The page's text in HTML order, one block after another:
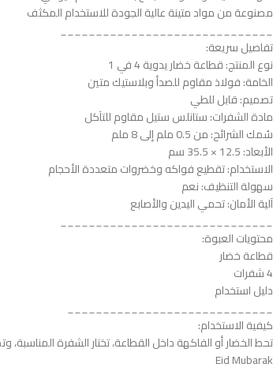
مصنوعة من مواد متينة عالية الجودة للاستخدام المكثف
______________________________
تفاصيل سريعة:
نوع المنتج: قطاعة خضار يدوية 4 في 1
الخامة: فولاذ مقاوم للصدأ وبلاستيك متين
تصميم: قابل للطي
مادة الشفرات: ستانلس ستيل مقاوم للتآكل
سُمك الشرائح: من 0.5 ملم إلى 8 ملم
الأبعاد: 12.5 × 35.5 سم
الاستخدام: تقطيع فواكه وخضروات متعددة الأحجام
سهولة التنظيف: نعم
آلية الأمان: تحمي اليدين والأصابع
______________________________
محتويات العبوة:
قطاعة خضار
4 شفرات
دليل استخدام
_____________________________
كيفية الاستخدام:
تحط الخضار أو الفاكهة داخل القطاعة، تختار الشفرة
Eid Mubarak